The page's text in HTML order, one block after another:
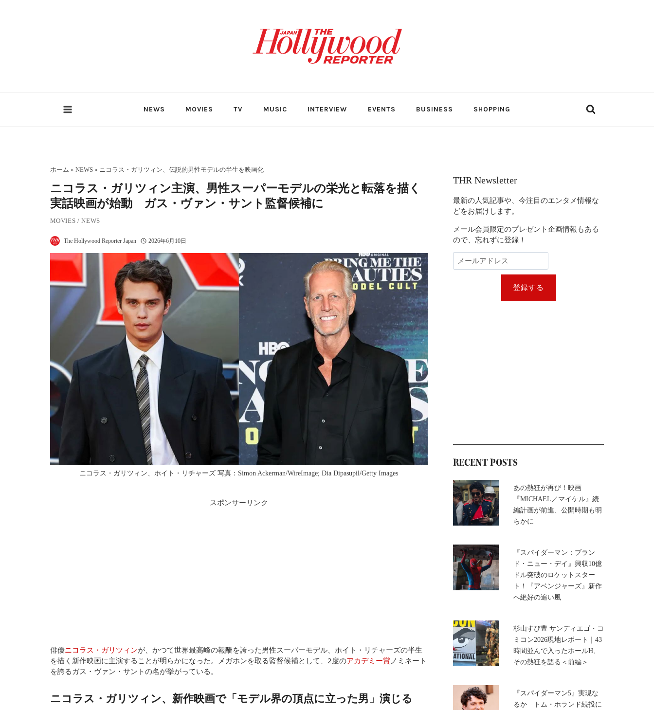
NEWS MOVIES TV MUSIC INTERVIEW EVENTS BUSINESS SHOPPING
ホーム » NEWS» ニコラス・ガリツィン、伝説的男性モデルの半生を映画化
ニコラス・ガリツィン主演、男性スーパーモデルの栄光と転落を描く
実話映画が始動 ガス・ヴァン・サント監督候補に
MOVIES /NEWS
The Hollywood Reporter Japan 2026年6月10日
ニコラス・ガリツィン、ホイト・リチャーズ 写真：Simon Ackerman/WireImage; Dia Dipasupil/Getty Images
スポンサーリンク
俳優ニコラス・ガリツィンが、かつて世界最高峰の報酬を誇った男性スーパーモデル、ホイト・リチャーズの半生
を描く新作映画に主演することが明らかになった。メガホンを取る監督候補として、2度のアカデミー賞ノミネート
を誇るガス・ヴァン・サントの名が挙がっている。
ニコラス・ガリツィン、新作映画で「モデル界の頂点に立った男」演じる
THR Newsletter
最新の人気記事や、今注目のエンタメ情報な
どをお届けします。
メール会員限定のプレゼント企画情報もある
ので、忘れずに登録！
登録する
RECENT POSTS
あの熱狂が再び！映画
『MICHAEL／マイケル』続
編計画が前進、公開時期も明
らかに
『スパイダーマン：ブラン
ド・ニュー・デイ』興収10億
ドル突破のロケットスター
ト！『アベンジャーズ』新作
へ絶好の追い風
杉山すぴ豊 サンディエゴ・コ
ミコン2026現地レポート｜43
時間並んで入ったホールH、
その熱狂を語る＜前編＞
『スパイダーマン5』実現な
るか トム・ホランド続投に